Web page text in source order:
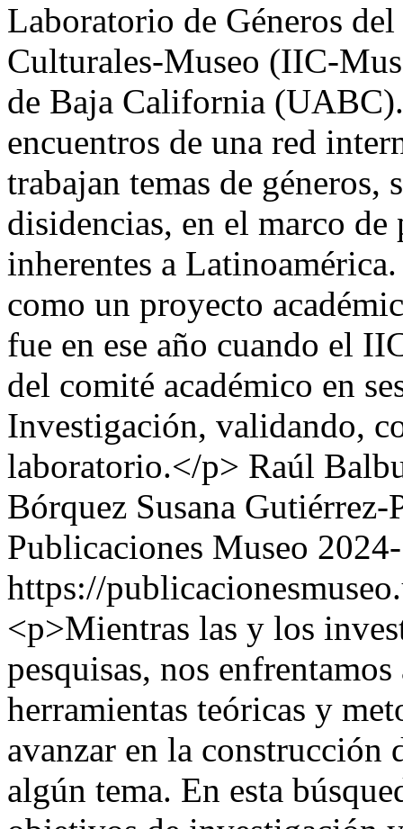
Laboratorio de Géneros
Culturales-Museo (IIC-
de Baja California
encuentros de una red
trabajan temas de géneros,
disidencias, en el marco
inherentes a
como un proyecto
fue en ese año cuando el
del comité académico en
Investigación, validando,
laboratorio.</p> Raúl
Bórquez Susana
Publicaciones Museo
https://
<p>Mientras las y los
pesquisas, nos
herramientas teóricas y
avanzar en la
algún tema. En esta